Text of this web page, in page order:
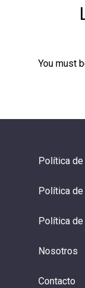
You must
Política
Política
Política
Nosotros
Contacto